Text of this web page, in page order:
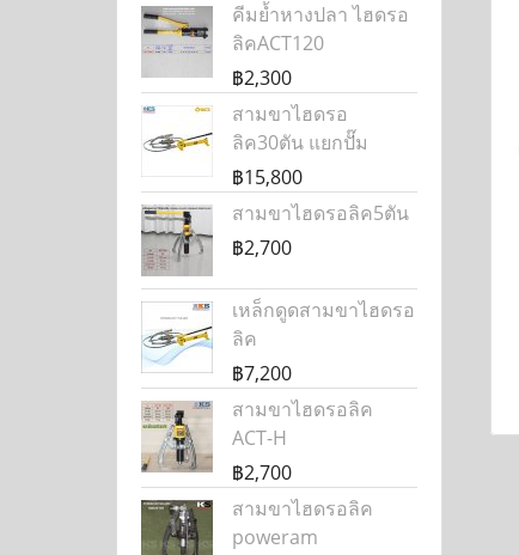
คีมย้ำหางปลา ไฮดรอ
ลิคACT120
฿2,300
สามขาไฮดรอ
ลิค30ตัน แยกปั๊ม
฿15,800
สามขาไฮดรอลิค5ตัน
฿2,700
เหล็กดูดสามขาไฮดรอ
ลิค
฿7,200
สามขาไฮดรอลิค
ACT-H
฿2,700
สามขาไฮดรอลิค
poweram